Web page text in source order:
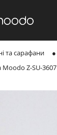
та сарафани
Z-SU-3607